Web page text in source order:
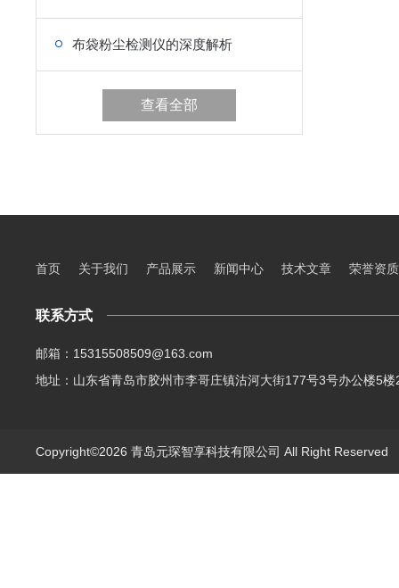
布袋粉尘检测仪的深度解析
查看全部
首页 关于我们 产品展示 新闻中心 技术文章 荣誉资质
联系方式
邮箱：15315508509@163.com
地址：山东省青岛市胶州市李哥庄镇沽河大街177号3号办公楼5楼
Copyright©2026 青岛元琛智享科技有限公司 All Right